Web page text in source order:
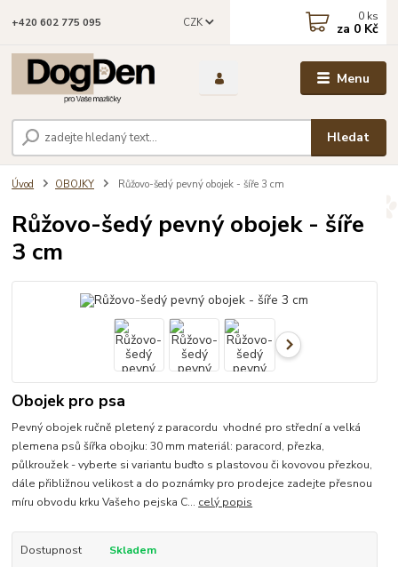
Menu
CZK
Hledat
+420 602 775 095 0 ks
za 0 Kč
Úvod OBOJKY Růžovo-šedý pevný obojek - šíře 3 cm
Růžovo-šedý pevný obojek - šíře
3 cm
Obojek pro psa
Pevný obojek ručně pletený z paracordu vhodné pro střední a velká
plemena psů šířka obojku: 30 mm materiál: paracord, přezka,
půlkroužek - vyberte si variantu buďto s plastovou či kovovou přezkou,
dále přibližnou velikost a do poznámky pro prodejce zadejte přesnou
míru obvodu krku Vašeho pejska C... celý popis
Dostupnost
Skladem